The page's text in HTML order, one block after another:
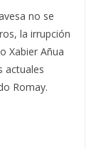
no se
la irrupción
Xabier Añua
actuales
Romay.